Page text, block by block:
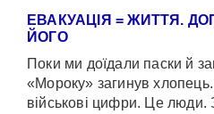
ЕВАКУАЦІЯ = ЖИТТЯ.
ЙОГО
Поки ми доїдали паски й
«Мороку» загинув
військові цифри. Це